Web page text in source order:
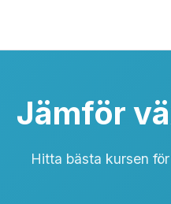
Jämför
Hitta bästa kursen